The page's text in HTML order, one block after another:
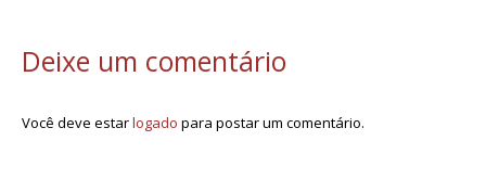
Deixe um comentário
Você deve estarlogado para postar um comentário.